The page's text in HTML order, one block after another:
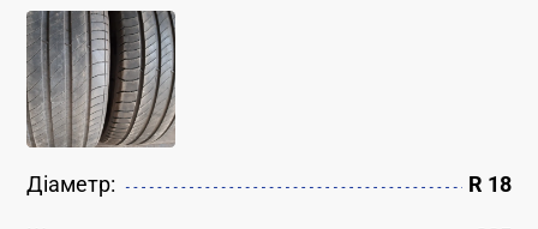
Діаметр: R 18